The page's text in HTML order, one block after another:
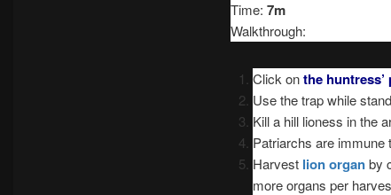
Time: 7m
Walkthrough:
Click onthe huntress’
Use the trap while
Kill a hill lioness in the
Patriarchs are immune
Harvest lion organby
more organs per